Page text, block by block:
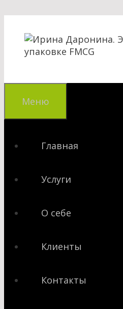
содержимому
Меню
Главная
Услуги
О себе
Клиенты
Контакты